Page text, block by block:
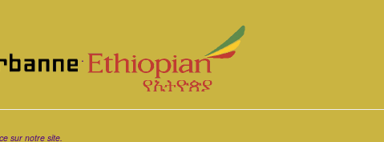
.
sur notre site.